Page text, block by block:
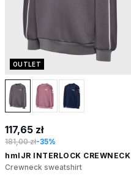
OUTLET
117,65 zł
181,00 zł-35%
hmlJR INTERLOCK CREWNECK
Crewneck sweatshirt